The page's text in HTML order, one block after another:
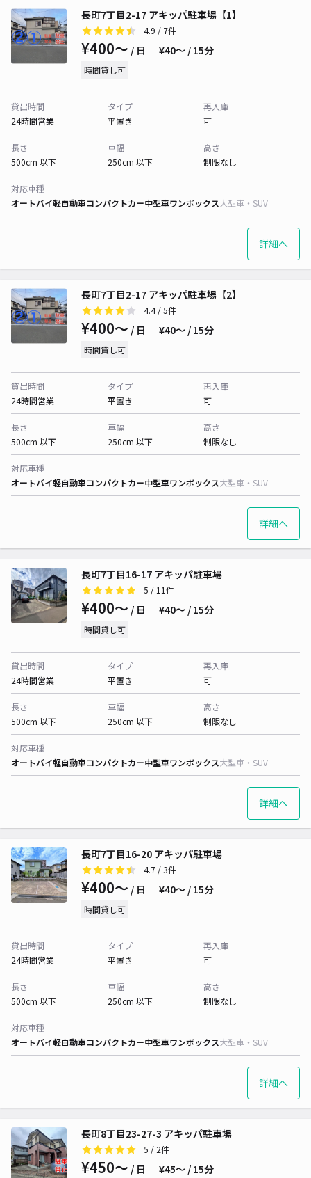
長町7丁目2-17 アキッパ駐車場【1】
4.9 / 7件
¥400〜 / 日 ¥40〜 / 15分
時間貸し可
貸出時間
24時間営業
タイプ
平置き
再入庫
可
長さ
500cm 以下
車幅
250cm 以下
高さ
制限なし
対応車種
オートバイ軽自動車コンパクトカー中型車ワンボックス大型車・SUV
詳細へ
長町7丁目2-17 アキッパ駐車場【2】
4.4/ 5件
¥400〜 / 日 ¥40〜 / 15分
時間貸し可
貸出時間
24時間営業
タイプ
平置き
再入庫
可
長さ
500cm 以下
車幅
250cm 以下
高さ
制限なし
対応車種
オートバイ軽自動車コンパクトカー中型車ワンボックス大型車・SUV
詳細へ
長町7丁目16-17 アキッパ駐車場
5 / 11件
¥400〜 / 日 ¥40〜 / 15分
時間貸し可
貸出時間
24時間営業
タイプ
平置き
再入庫
可
長さ
500cm 以下
車幅
250cm 以下
高さ
制限なし
対応車種
オートバイ軽自動車コンパクトカー中型車ワンボックス大型車・SUV
詳細へ
長町7丁目16-20 アキッパ駐車場
4.7 / 3件
¥400〜 / 日 ¥40〜 / 15分
時間貸し可
貸出時間
24時間営業
タイプ
平置き
再入庫
可
長さ
500cm 以下
車幅
250cm 以下
高さ
制限なし
対応車種
オートバイ軽自動車コンパクトカー中型車ワンボックス大型車・SUV
詳細へ
長町8丁目23-27-3 アキッパ駐車場
5 / 2件
¥450〜 / 日 ¥45〜 / 15分